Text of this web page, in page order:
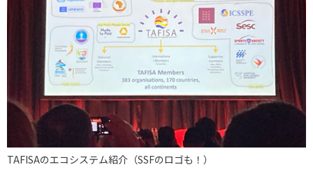
TAFISAのエコシステム紹介（SSFのロゴも！）